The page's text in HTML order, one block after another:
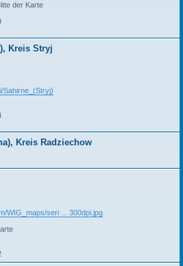
der Karte
Kreis Stryj
Sahirne_(Stryj)
Kreis Radziechow
WIG_maps/seri ... 300dpi.jpg